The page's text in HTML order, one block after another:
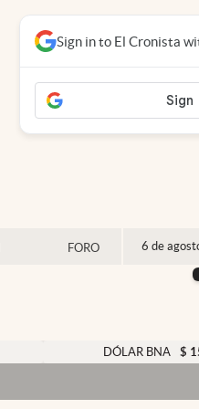
FORO 6 de
$ 1520 0.33
Sign in to El Cronista